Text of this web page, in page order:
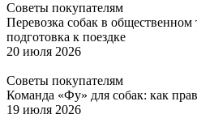
Советы покупателям
Перевозка собак в общественном
подготовка к поездке
20 июля 2026
Советы покупателям
Команда «Фу» для собак: как
19 июля 2026